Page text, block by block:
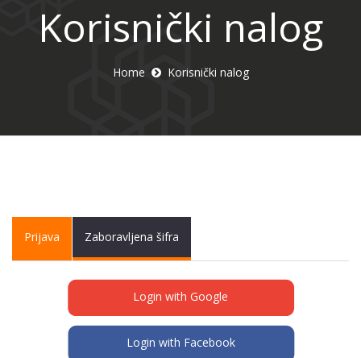
Korisnički nalog
Home Korisnički nalog
Primary tabs
Prijava (activeZaboravljena šifra
Login with Google
Login with Facebook